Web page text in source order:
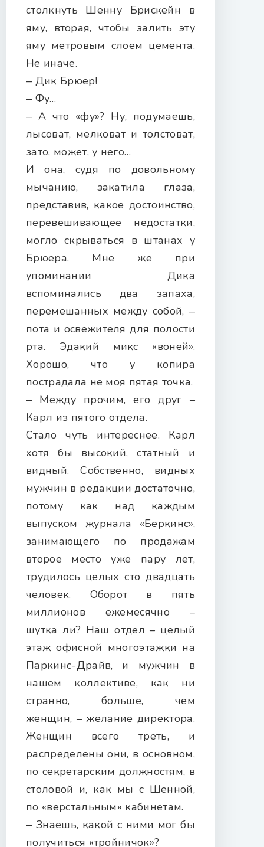
столкнуть Шенну Брискейн в
яму, вторая, чтобы залить эту
яму метровым слоем цемента.
Не иначе.
‒ Дик Брюер!
‒ Фу…
‒ А что «фу»? Ну, подумаешь,
лысоват, мелковат и толстоват,
зато, может, у него…
И она, судя по довольному
мычанию, закатила глаза,
представив, какое достоинство,
перевешивающее недостатки,
могло скрываться в штанах у
Брюера. Мне же при
упоминании Дика
вспоминались два запаха,
перемешанных между собой, ‒
пота и освежителя для полости
рта. Эдакий микс «воней».
Хорошо, что у копира
пострадала не моя пятая точка.
‒ Между прочим, его друг –
Карл из пятого отдела.
Стало чуть интереснее. Карл
хотя бы высокий, статный и
видный. Собственно, видных
мужчин в редакции достаточно,
потому как над каждым
выпуском журнала «Беркинс»,
занимающего по продажам
второе место уже пару лет,
трудилось целых сто двадцать
человек. Оборот в пять
миллионов ежемесячно –
шутка ли? Наш отдел – целый
этаж офисной многоэтажки на
Паркинс-Драйв, и мужчин в
нашем коллективе, как ни
странно, больше, чем
женщин, – желание директора.
Женщин всего треть, и
распределены они, в основном,
по секретарским должностям, в
столовой и, как мы с Шенной,
по «верстальным» кабинетам.
‒ Знаешь, какой с ними мог бы
получиться «тройничок»?